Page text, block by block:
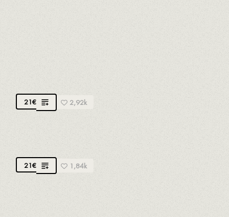
Minimum pour 2 personnes
NOUILLES ROSSOS
21€ 2,92k
21€ 1,84k